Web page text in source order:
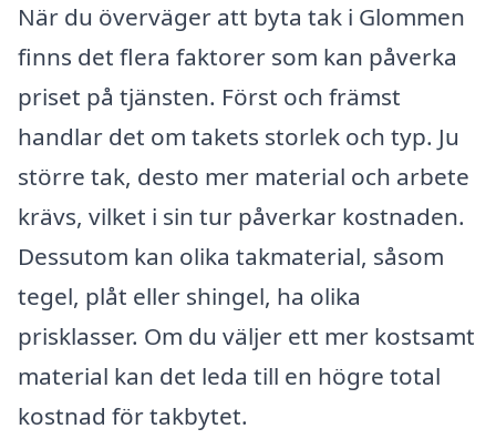
När du överväger att byta tak i Glommen
finns det flera faktorer som kan påverka
priset på tjänsten. Först och främst
handlar det om takets storlek och typ. Ju
större tak, desto mer material och arbete
krävs, vilket i sin tur påverkar kostnaden.
Dessutom kan olika takmaterial, såsom
tegel, plåt eller shingel, ha olika
prisklasser. Om du väljer ett mer kostsamt
material kan det leda till en högre total
kostnad för takbytet.